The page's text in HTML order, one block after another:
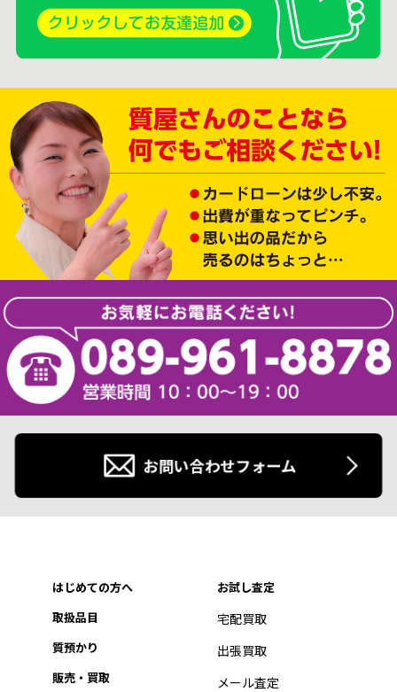
お問い合わせフォーム
はじめての方へ
取扱品目
質預かり
販売・買取
お試し査定
宅配買取
出張買取
メール査定